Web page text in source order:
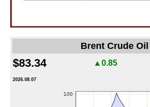
Brent Crude Oil
$83.34 ▲0.85
2026.08.07